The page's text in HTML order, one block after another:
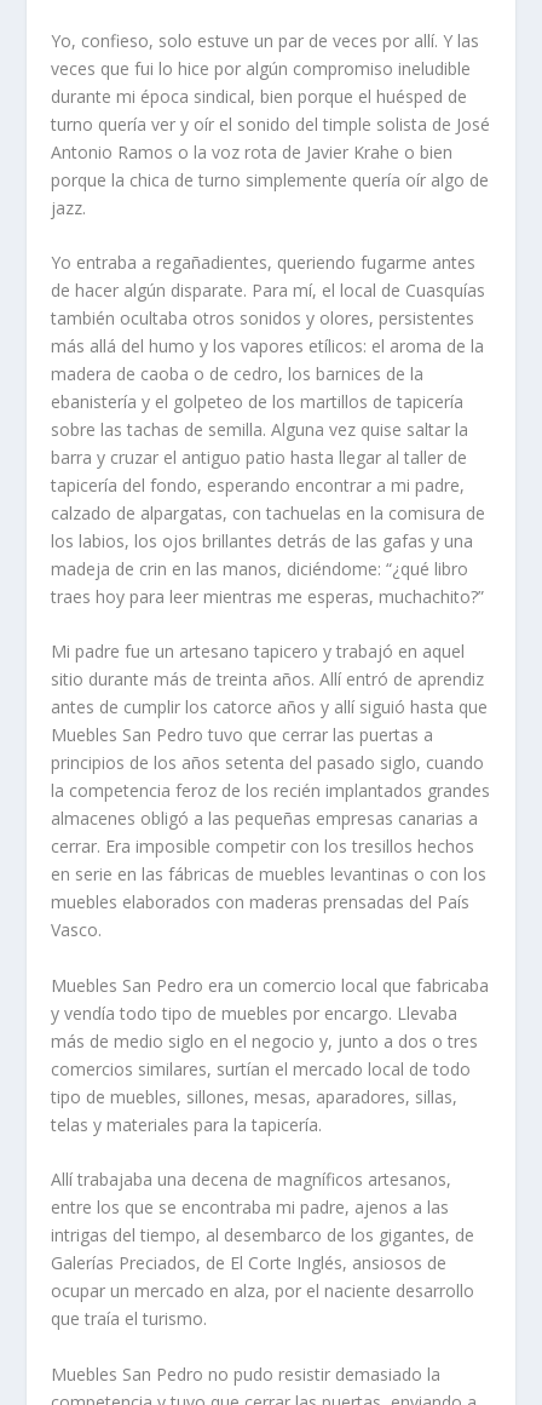
Yo, confieso, solo estuve un par de veces por allí. Y las
veces que fui lo hice por algún compromiso ineludible
durante mi época sindical, bien porque el huésped de
turno quería ver y oír el sonido del timple solista de José
Antonio Ramos o la voz rota de Javier Krahe o bien
porque la chica de turno simplemente quería oír algo de
jazz.
Yo entraba a regañadientes, queriendo fugarme antes
de hacer algún disparate. Para mí, el local de Cuasquías
también ocultaba otros sonidos y olores, persistentes
más allá del humo y los vapores etílicos: el aroma de la
madera de caoba o de cedro, los barnices de la
ebanistería y el golpeteo de los martillos de tapicería
sobre las tachas de semilla. Alguna vez quise saltar la
barra y cruzar el antiguo patio hasta llegar al taller de
tapicería del fondo, esperando encontrar a mi padre,
calzado de alpargatas, con tachuelas en la comisura de
los labios, los ojos brillantes detrás de las gafas y una
madeja de crin en las manos, diciéndome: “¿qué libro
traes hoy para leer mientras me esperas, muchachito?”
Mi padre fue un artesano tapicero y trabajó en aquel
sitio durante más de treinta años. Allí entró de aprendiz
antes de cumplir los catorce años y allí siguió hasta que
Muebles San Pedro tuvo que cerrar las puertas a
principios de los años setenta del pasado siglo, cuando
la competencia feroz de los recién implantados grandes
almacenes obligó a las pequeñas empresas canarias a
cerrar. Era imposible competir con los tresillos hechos
en serie en las fábricas de muebles levantinas o con los
muebles elaborados con maderas prensadas del País
Vasco.
Muebles San Pedro era un comercio local que fabricaba
y vendía todo tipo de muebles por encargo. Llevaba
más de medio siglo en el negocio y, junto a dos o tres
comercios similares, surtían el mercado local de todo
tipo de muebles, sillones, mesas, aparadores, sillas,
telas y materiales para la tapicería.
Allí trabajaba una decena de magníficos artesanos,
entre los que se encontraba mi padre, ajenos a las
intrigas del tiempo, al desembarco de los gigantes, de
Galerías Preciados, de El Corte Inglés, ansiosos de
ocupar un mercado en alza, por el naciente desarrollo
que traía el turismo.
Muebles San Pedro no pudo resistir demasiado la